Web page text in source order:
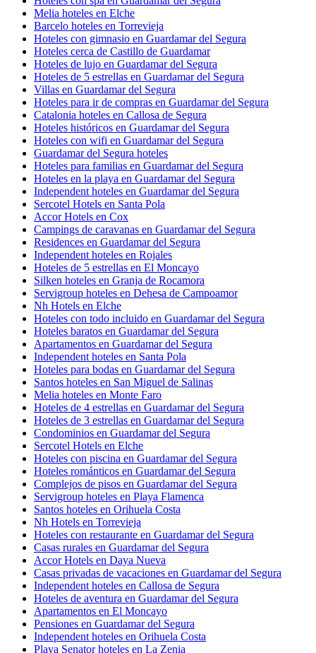
Melia hoteles en Elche
Barcelo hoteles en Torrevieja
Hoteles con gimnasio en Guardamar del Segura
Hoteles cerca de Castillo de Guardamar
Hoteles de lujo en Guardamar del Segura
Hoteles de 5 estrellas en Guardamar del Segura
Villas en Guardamar del Segura
Hoteles para ir de compras en Guardamar del Segura
Catalonia hoteles en Callosa de Segura
Hoteles históricos en Guardamar del Segura
Hoteles con wifi en Guardamar del Segura
Guardamar del Segura hoteles
Hoteles para familias en Guardamar del Segura
Hoteles en la playa en Guardamar del Segura
Independent hoteles en Guardamar del Segura
Sercotel Hotels en Santa Pola
Accor Hotels en Cox
Campings de caravanas en Guardamar del Segura
Residences en Guardamar del Segura
Independent hoteles en Rojales
Hoteles de 5 estrellas en El Moncayo
Silken hoteles en Granja de Rocamora
Servigroup hoteles en Dehesa de Campoamor
Nh Hotels en Elche
Hoteles con todo incluido en Guardamar del Segura
Hoteles baratos en Guardamar del Segura
Apartamentos en Guardamar del Segura
Independent hoteles en Santa Pola
Hoteles para bodas en Guardamar del Segura
Santos hoteles en San Miguel de Salinas
Melia hoteles en Monte Faro
Hoteles de 4 estrellas en Guardamar del Segura
Hoteles de 3 estrellas en Guardamar del Segura
Condominios en Guardamar del Segura
Sercotel Hotels en Elche
Hoteles con piscina en Guardamar del Segura
Hoteles románticos en Guardamar del Segura
Complejos de pisos en Guardamar del Segura
Servigroup hoteles en Playa Flamenca
Santos hoteles en Orihuela Costa
Nh Hotels en Torrevieja
Hoteles con restaurante en Guardamar del Segura
Casas rurales en Guardamar del Segura
Accor Hotels en Daya Nueva
Casas privadas de vacaciones en Guardamar del Segura
Independent hoteles en Callosa de Segura
Hoteles de aventura en Guardamar del Segura
Apartamentos en El Moncayo
Pensiones en Guardamar del Segura
Independent hoteles en Orihuela Costa
Playa Senator hoteles en La Zenia